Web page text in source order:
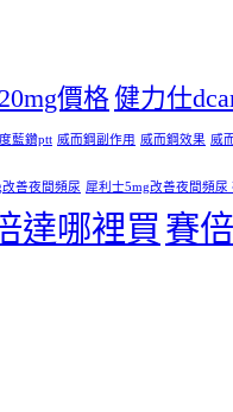
價格健力仕
藍鑽ptt 威而鋼副作用 威而鋼效果 威
善夜間頻尿 犀利士5mg改善夜間頻
達哪裡買 賽